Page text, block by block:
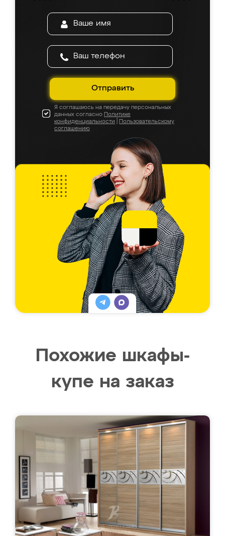
Отправить
Я соглашаюсь на передачу персональных
данных согласно Политике
конфиденциальности
Пользовательскому
соглашению
Похожие шкафы-
купе на заказ